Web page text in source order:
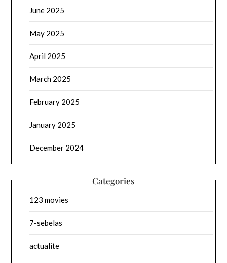
June 2025
May 2025
April 2025
March 2025
February 2025
January 2025
December 2024
Categories
123 movies
7-sebelas
actualite